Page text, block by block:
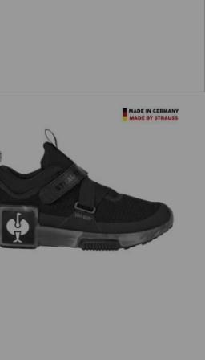
e.s. Shreveport low,
kinderen